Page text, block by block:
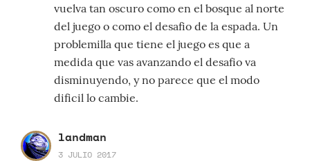
vuelva tan oscuro como en el bosque al norte
del juego o como el desafio de la espada. Un
problemilla que tiene el juego es que a
medida que vas avanzando el desafio va
disminuyendo, y no parece que el modo
dificil lo cambie.
landman
3 JULIO 2017